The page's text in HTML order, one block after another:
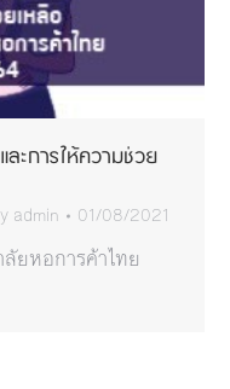
ะการให้ความช่วย
admin 01/08/2021
ยหอการค้าไทย